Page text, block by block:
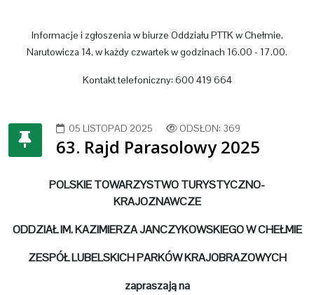
Informacje i zgłoszenia w biurze Oddziału PTTK w Chełmie,
Narutowicza 14, w każdy czwartek w godzinach 16.00 - 17.00.
Kontakt telefoniczny: 600 419 664
05 LISTOPAD 2025 ODSŁON: 369
63. Rajd Parasolowy 2025
POLSKIE TOWARZYSTWO TURYSTYCZNO-
KRAJOZNAWCZE
ODDZIAŁ IM. KAZIMIERZA JANCZYKOWSKIEGO W CHEŁMIE
ZESPÓŁ LUBELSKICH PARKÓW KRAJOBRAZOWYCH
zapraszają na